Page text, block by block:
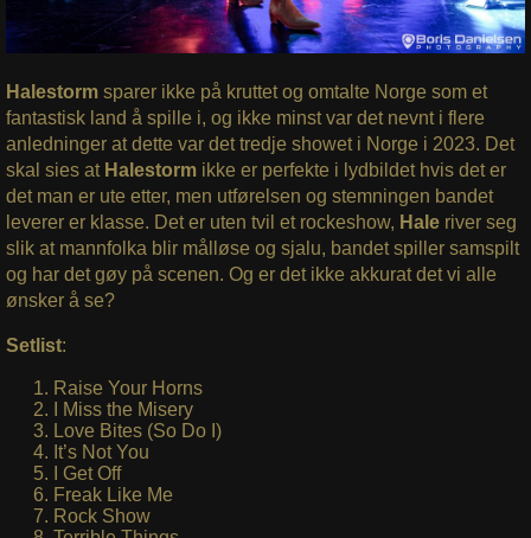
Halestorm sparer ikke på kruttet og omtalte Norge som et
fantastisk land å spille i, og ikke minst var det nevnt i flere
anledninger at dette var det tredje showet i Norge i 2023. Det
skal sies at Halestorm ikke er perfekte i lydbildet hvis det er
det man er ute etter, men utførelsen og stemningen bandet
leverer er klasse. Det er uten tvil et rockeshow, Haleriver seg
slik at mannfolka blir målløse og sjalu, bandet spiller samspilt
og har det gøy på scenen. Og er det ikke akkurat det vi alle
ønsker å se?
Setlist:
Raise Your Horns
I Miss the Misery
Love Bites (So Do I)
It’s Not You
I Get Off
Freak Like Me
Rock Show